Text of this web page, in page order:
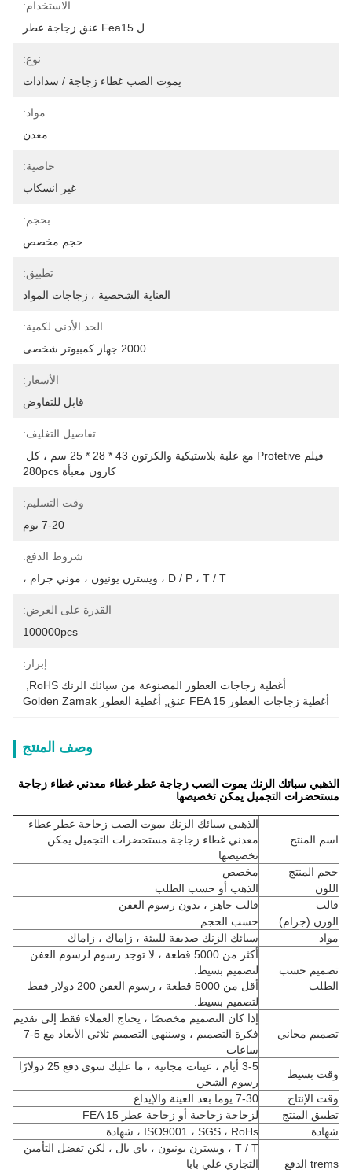
الاستخدام:
ل Fea15 عنق زجاجة عطر
نوع:
يموت الصب غطاء زجاجة / سدادات
مواد:
معدن
خاصية:
غير انسكاب
بحجم:
حجم مخصص
تطبيق:
العناية الشخصية ، زجاجات المواد
الحد الأدنى لكمية:
2000 جهاز كمبيوتر شخصى
الأسعار:
قابل للتفاوض
تفاصيل التغليف:
كارون معبأة 280pcs
وقت التسليم:
7-20 يوم
شروط الدفع:
D / P ، T / T ، ويسترن يونيون ، موني جرام ،
القدرة على العرض:
100000pcs
إبراز:
أغطية زجاجات العطور المصنوعة من سبائك الزنك RoHS
أغطية زجاجات العطور FEA 15 عنق
أغطية العطور Golden Zamak
وصف المنتج
الذهبي سبائك الزنك يموت الصب زجاجة عطر غطاء معدني غطاء زجاجة
مستحضرات التجميل يمكن تخصيصها
اسم المنتج
الذهبي سبائك الزنك يموت الصب زجاجة عطر غطاء
معدني غطاء زجاجة مستحضرات التجميل يمكن
تخصيصها
حجم المنتج
مخصص
اللون
الذهب أو حسب الطلب
قالب
قالب جاهز ، بدون رسوم العفن
الوزن (جرام)
حسب الحجم
مواد
سبائك الزنك صديقة للبيئة ، زاماك ، زاماك
تصميم حسب
الطلب
أكثر من 5000 قطعة ، لا توجد رسوم لرسوم العفن
لتصميم بسيط.
أقل من 5000 قطعة ، رسوم العفن 200 دولار فقط
لتصميم بسيط.
تصميم مجاني
إذا كان التصميم مخصصًا ، يحتاج العملاء فقط إلى تقديم
فكرة التصميم ، وسننهي التصميم ثلاثي الأبعاد مع 5-7
ساعات
وقت بسيط
3-5 أيام ، عينات مجانية ، ما عليك سوى دفع 25 دولارًا
رسوم الشحن
وقت الإنتاج
7-30 يوما بعد العينة والإيداع.
تطبيق المنتج
لزجاجة زجاجية أو زجاجة عطر FEA 15
شهادة
ISO9001 ، SGS ، RoHs ، شهادة
trems الدفع
T / T ، ويسترن يونيون ، باي بال ، لكن تفضل التأمين
التجاري علي بابا